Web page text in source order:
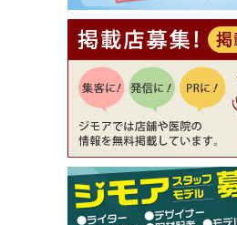
ore（ピアクオーレ））
[有効期限]2026年9月30日
【ジモア読者特典1】料
降（創作イタリアン Pia
[有効期限]2026年9月30日
【ジモア限定②】初回割
00円⇒1,100円（メンズ
ckle（ミックル））
[有効期限]2026年9月30日
【ジモア限定特典①】ま
50円（Premiere（プル